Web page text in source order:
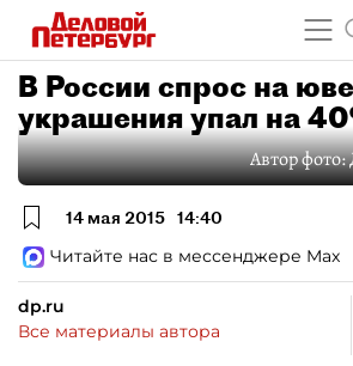
В России спрос на
украшения упал на
Автор фото:
14 мая 2015 14:40
Читайте нас в мессенджере Max
dp.ru
Все материалы автора